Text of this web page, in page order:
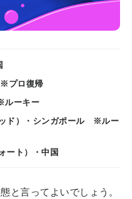
プロ復帰
ルーキー
ッド）・シンガポール ※ルー
ート）・中国
と言ってよいでしょう。